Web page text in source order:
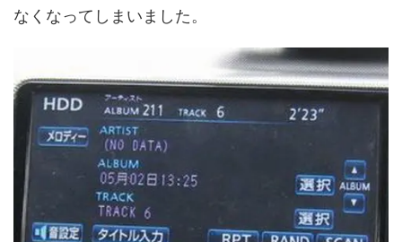
なくなってしまいました。